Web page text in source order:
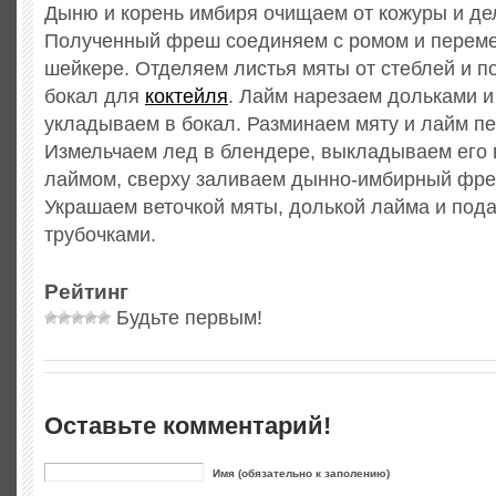
Дыню и корень имбиря очищаем от кожуры и
Полученный фреш соединяем с ромом и
шейкере. Отделяем листья мяты от стеблей и
бокал для коктейля. Лайм нарезаем дольками
укладываем в бокал. Разминаем мяту и лайм
Измельчаем лед в блендере, выкладываем его
лаймом, сверху заливаем дынно-имбирный
Украшаем веточкой мяты, долькой лайма и
трубочками.
Рейтинг
Будьте первым!
Оставьте комментарий!
Имя (обязательно к заполению)